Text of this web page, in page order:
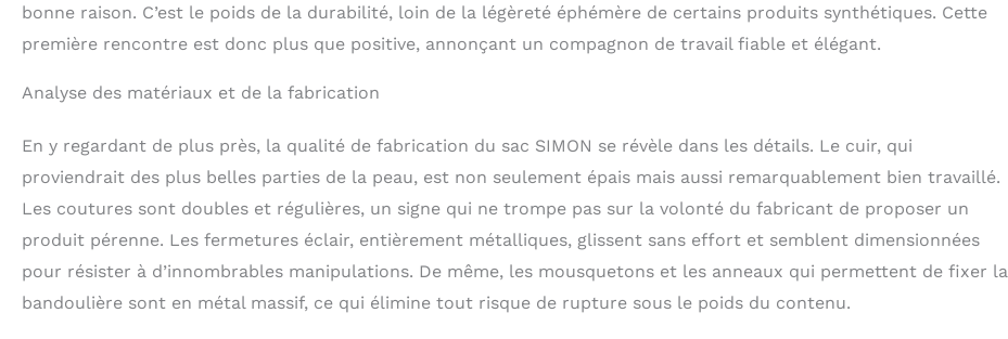
bonne raison. C’est le poids de la durabilité, loin de la légèreté éphémère de certains produits synthétiques. Cette
première rencontre est donc plus que positive, annonçant un compagnon de travail fiable et élégant.
Analyse des matériaux et de la fabrication
En y regardant de plus près, la qualité de fabrication du sac SIMON se révèle dans les détails. Le cuir, qui
proviendrait des plus belles parties de la peau, est non seulement épais mais aussi remarquablement bien travaillé.
Les coutures sont doubles et régulières, un signe qui ne trompe pas sur la volonté du fabricant de proposer un
produit pérenne. Les fermetures éclair, entièrement métalliques, glissent sans effort et semblent dimensionnées
pour résister à d’innombrables manipulations. De même, les mousquetons et les anneaux qui permettent de fixer la
bandoulière sont en métal massif, ce qui élimine tout risque de rupture sous le poids du contenu.